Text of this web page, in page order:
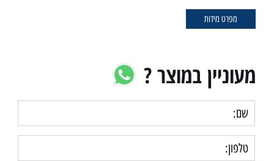
מפרט מידות
מעוניין במוצר ?